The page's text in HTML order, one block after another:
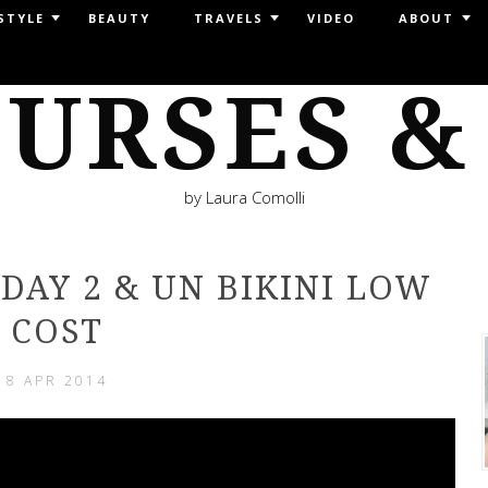
BEAUTY TRAVELS VIDEO ABOUT
by Laura Comolli
2 & UN BIKINI LOW
COST
8 APR 2014